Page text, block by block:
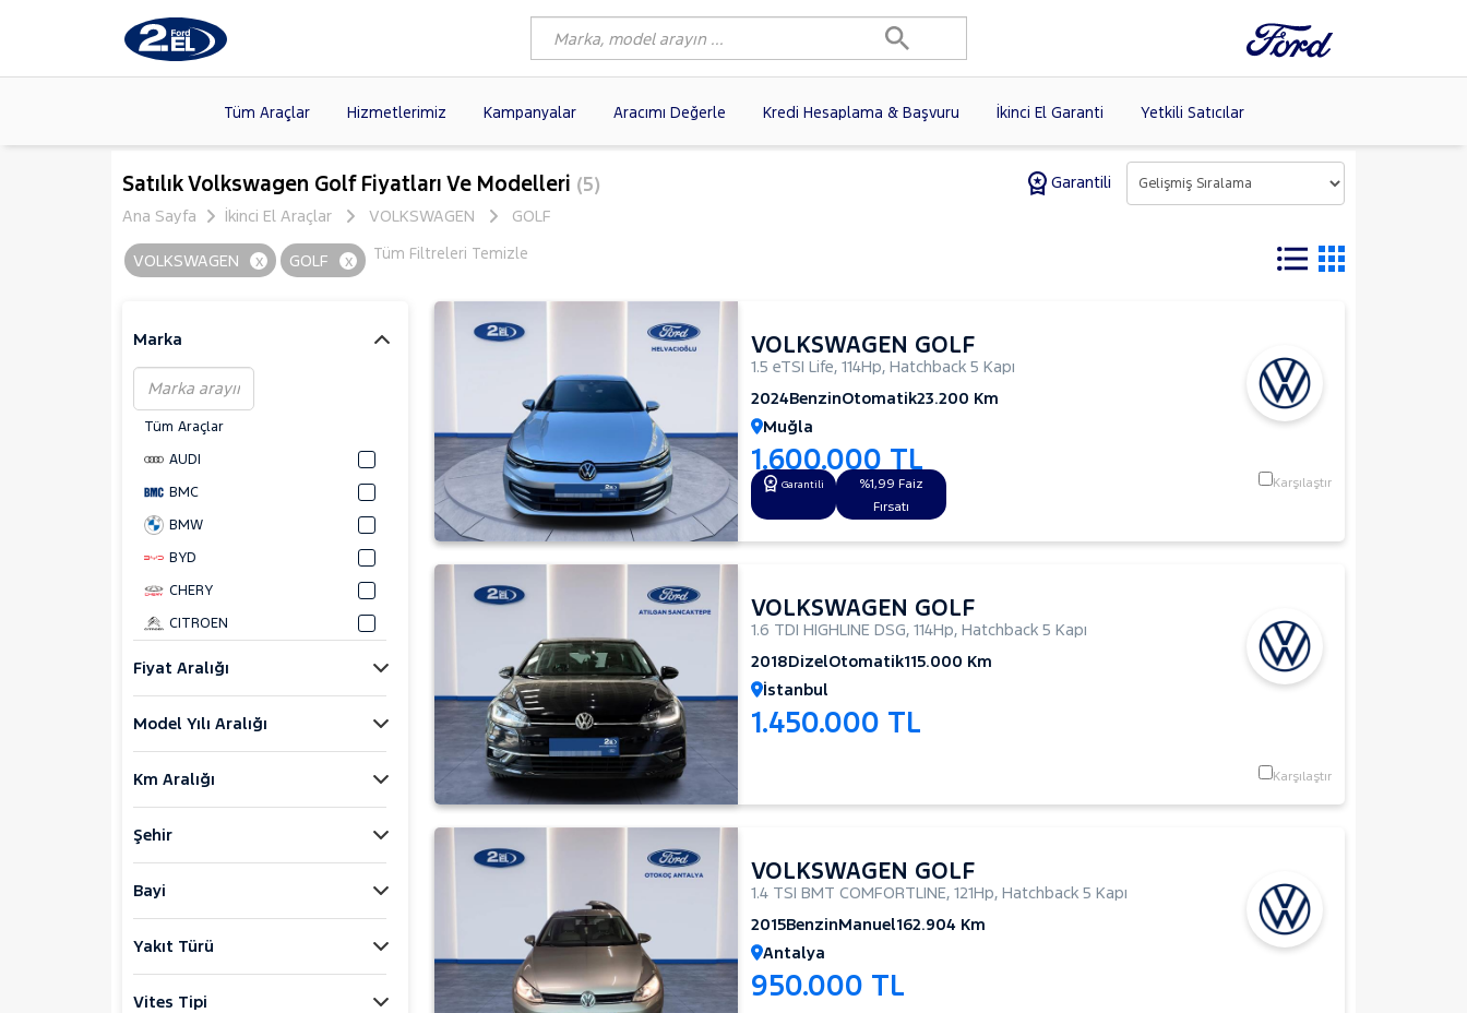
Tüm Araçlar Hizmetlerimiz Kampanyalar Aracımı Değerle Kredi Hesaplama & Başvuru İkinci El Garanti Yetkili Satıcılar
Markalar >
Modeller >
Kasalar
FORD(893)
VOLKSWAGEN(61)
CITROEN
(19)
SKODA
Satılık Volkswagen Golf Fiyatları Ve Modelleri (5)
Garantili
Ana Sayfa
İkinci El Araçlar VOLKSWAGEN GOLF
Tüm Filtreleri Temizle
VOLKSWAGEN x GOLF x
Marka
Tüm Araçlar
AUDI
BMC
BMW
BYD
CHERY
CITROEN
DAIHATSU
FIAT
FORD
ISUZU
Iveco
Fiyat Aralığı
Model Yılı Aralığı
Km Aralığı
Şehir
Bayi
Yakıt Türü
Vites Tipi
VOLKSWAGEN GOLF
1.5 eTSI Life, 114Hp, Hatchback 5 Kapı
2024BenzinOtomatik23.200 Km
Muğla
1.600.000 TL
Garantili
%1,99 Faiz
Fırsatı
Karşılaştır
VOLKSWAGEN GOLF
1.6 TDI HIGHLINE DSG, 114Hp, Hatchback 5 Kapı
2018DizelOtomatik115.000 Km
İstanbul
1.450.000 TL
Karşılaştır
VOLKSWAGEN GOLF
1.4 TSI BMT COMFORTLINE, 121Hp, Hatchback 5 Kapı
2015BenzinManuel162.904 Km
Antalya
950.000 TL